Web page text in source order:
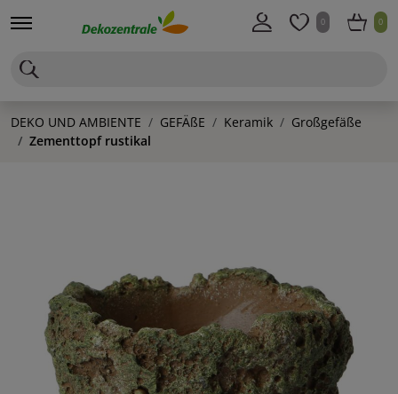
0 0
DEKO UND AMBIENTE GEFÄßE Keramik
Großgefäße
Zementtopf rustikal